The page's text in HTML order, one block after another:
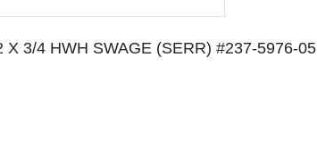
X 3/4 HWH SWAGE (SERR) #237-5976-05